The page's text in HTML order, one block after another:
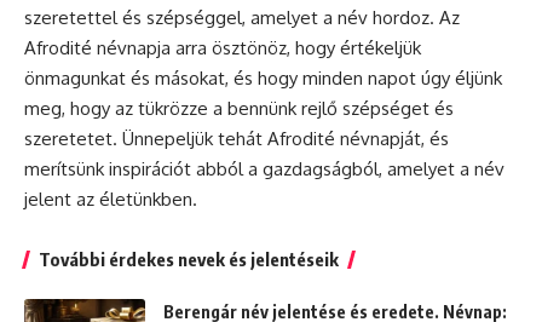
szeretettel és szépséggel, amelyet a név hordoz. Az
Afrodité névnapja arra ösztönöz, hogy értékeljük
önmagunkat és másokat, és hogy minden napot úgy éljünk
meg, hogy az tükrözze a bennünk rejlő szépséget és
szeretetet. Ünnepeljük tehát Afrodité névnapját, és
merítsünk inspirációt abból a gazdagságból, amelyet a név
jelent az életünkben.
További érdekes nevek és jelentéseik
Berengár név jelentése és eredete. Névnap: